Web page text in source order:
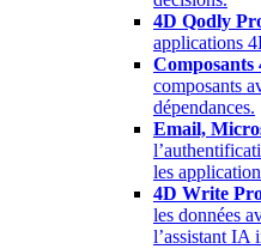
4D Qodly
applications
Composants
composants
dépendances.
Email,
les
4D Write
les données
l’assistant IA